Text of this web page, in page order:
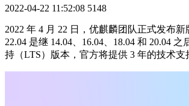
2022-04-22 11:52:08 5148
2022 年 4 月 22 日，优麒麟团队正式发布新
22.04 是继 14.04、16.04、18.04 和 20.04
持（LTS）版本，官方将提供 3 年的技术支